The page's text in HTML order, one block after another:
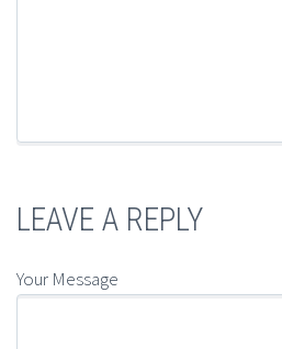
LEAVE A REPLY
Your Message